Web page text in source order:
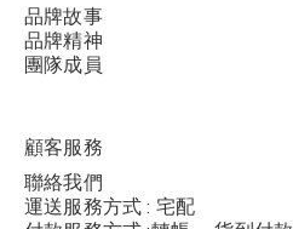
品牌故事
品牌精神
團隊成員
顧客服務
聯絡我們
運送服務方式 : 宅配